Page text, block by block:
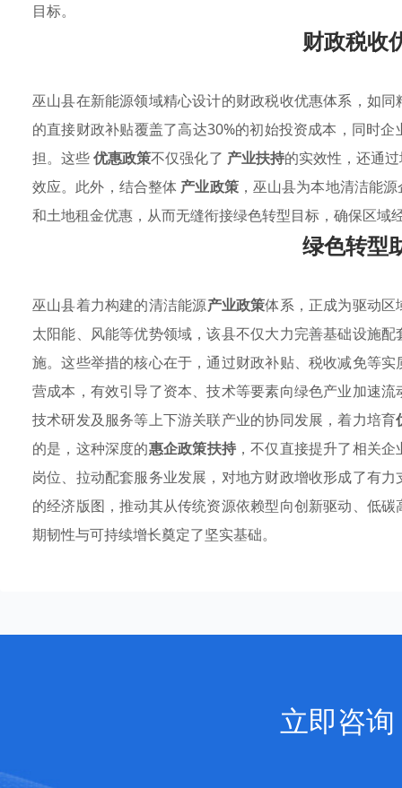
目标。
财政税收
巫山县在新能源领域精心设计的财政税收优惠体系，如
的直接财政补贴覆盖了高达30%的初始投资成本，同时
担。这些优惠政策不仅强化了 产业扶持的实效性，还通
效应。此外，结合整体 产业政策，巫山县为本地清洁能
和土地租金优惠，从而无缝衔接绿色转型目标，确保区域
绿色转型
巫山县着力构建的清洁能源产业政策体系，正成为驱动
太阳能、风能等优势领域，该县不仅大力完善基础设施
施。这些举措的核心在于，通过财政补贴、税收减免等实
营成本，有效引导了资本、技术等要素向绿色产业加速
技术研发及服务等上下游关联产业的协同发展，着力培育
的是，这种深度的惠企政策扶持，不仅直接提升了相关
岗位、拉动配套服务业发展，对地方财政增收形成了有
的经济版图，推动其从传统资源依赖型向创新驱动、低
期韧性与可持续增长奠定了坚实基础。
立即咨